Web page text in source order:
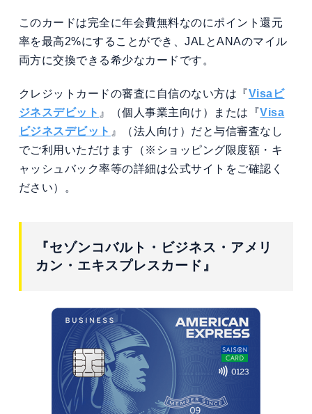
このカードは完全に年会費無料なのにポイント還元
率を最高2%にすることができ、JALとANAのマイル
両方に交換できる希少なカードです。
クレジットカードの審査に自信のない方は『 Visaビ
ジネスデビット 』（個人事業主向け）または『Visa
ビジネスデビット 』（法人向け）だと与信審査なし
でご利用いただけます（※ショッピング限度額・キ
ャッシュバック率等の詳細は公式サイトをご確認く
ださい）。
『セゾンコバルト・ビジネス・アメリ
カン・エキスプレスカード』